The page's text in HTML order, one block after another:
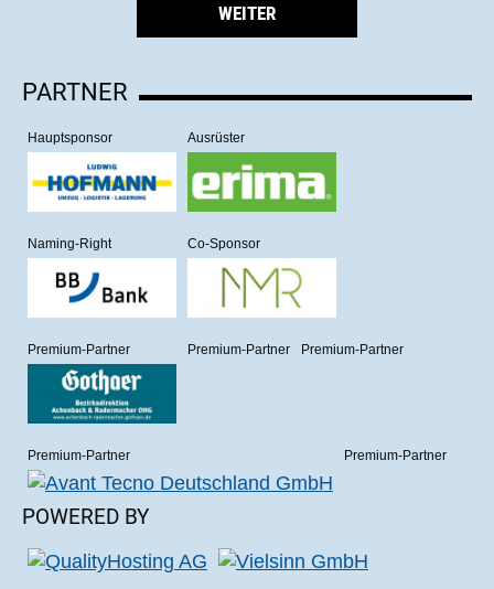
WEITER
PARTNER
Hauptsponsor Ausrüster
Naming-Right Co-Sponsor
Premium-Partner Premium-Partner Premium-Partner
Premium-Partner Premium-Partner
POWERED BY